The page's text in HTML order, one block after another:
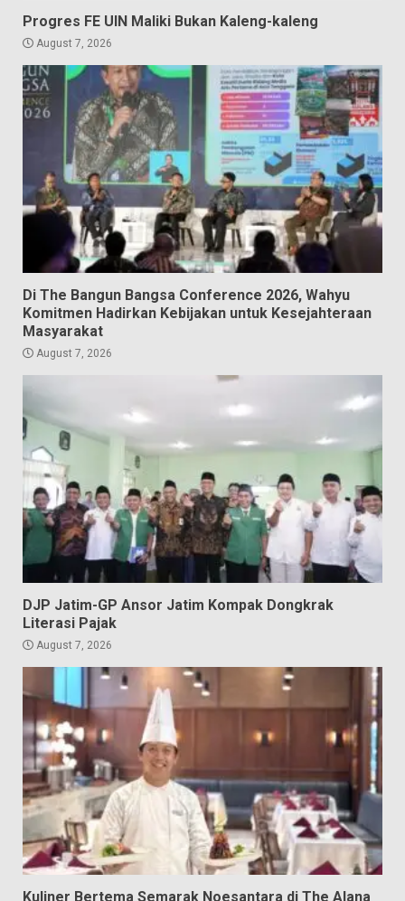
Progres FE UIN Maliki Bukan Kaleng-kaleng
August 7, 2026
Di The Bangun Bangsa Conference 2026, Wahyu
Komitmen Hadirkan Kebijakan untuk Kesejahteraan
Masyarakat
August 7, 2026
DJP Jatim-GP Ansor Jatim Kompak Dongkrak
Literasi Pajak
August 7, 2026
Kuliner Bertema Semarak Noesantara di The Alana